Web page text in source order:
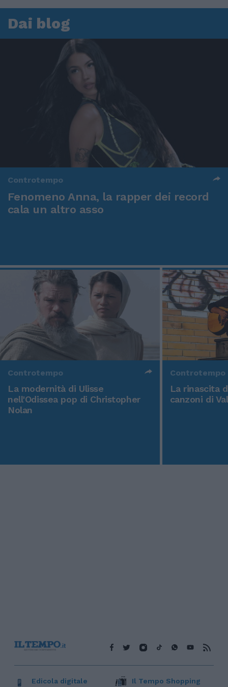
Dai blog
Controtempo
Fenomeno Anna, la rapper dei record
cala un altro asso
Controtempo
La modernità di Ulisse
nell'Odissea pop di Christopher
Nolan
Controtempo
La rinascita
canzoni di
Edicola digitale Il Tempo Shopping